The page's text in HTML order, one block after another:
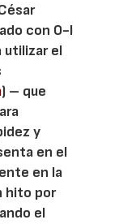
con O-I
utilizar el
) – que
y
en el
en la
hito por
el